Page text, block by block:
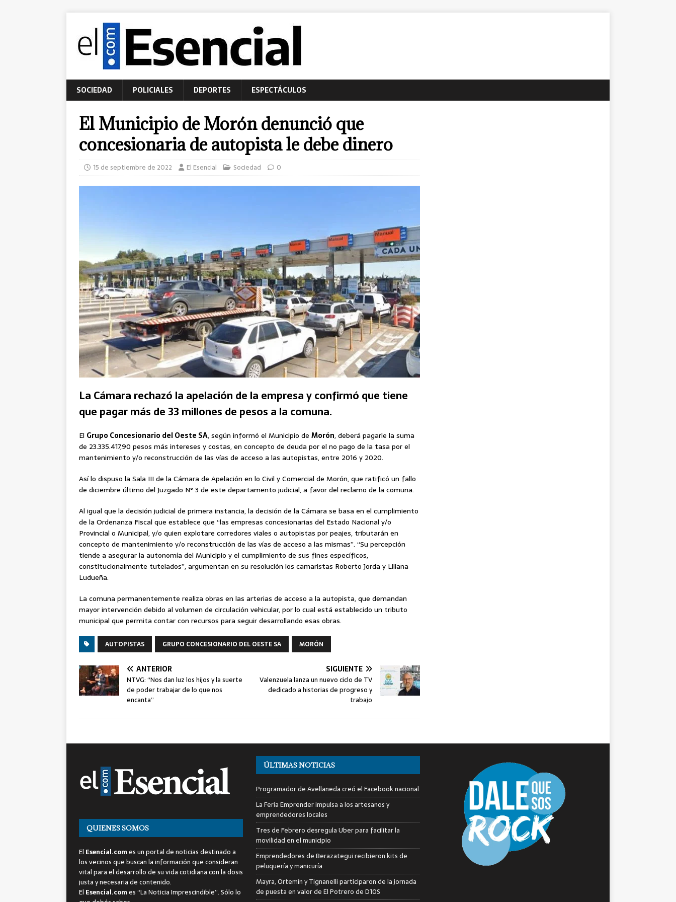
SOCIEDAD POLICIALES DEPORTES ESPECTÁCULOS
El Municipio de Morón denunció que
concesionaria de autopista le debe dinero
15 de septiembre de 2022 El Esencial Sociedad 0
La Cámara rechazó la apelación de la empresa y confirmó que tiene
que pagar más de 33 millones de pesos a la comuna.
El Grupo Concesionario del Oeste SA, según informó el Municipio de Morón, deberá pagarle la suma
de 23.335.417,90 pesos más intereses y costas, en concepto de deuda por el no pago de la tasa por el
mantenimiento y/o reconstrucción de las vías de acceso a las autopistas, entre 2016 y 2020.
Así lo dispuso la Sala III de la Cámara de Apelación en lo Civil y Comercial de Morón, que ratificó un fallo
de diciembre último del Juzgado N° 3 de este departamento judicial, a favor del reclamo de la comuna.
Al igual que la decisión judicial de primera instancia, la decisión de la Cámara se basa en el cumplimiento
de la Ordenanza Fiscal que establece que “las empresas concesionarias del Estado Nacional y/o
Provincial o Municipal, y/o quien explotare corredores viales o autopistas por peajes, tributarán en
concepto de mantenimiento y/o reconstrucción de las vías de acceso a las mismas”. “Su percepción
tiende a asegurar la autonomía del Municipio y el cumplimiento de sus fines específicos,
constitucionalmente tutelados”, argumentan en su resolución los camaristas Roberto Jorda y Liliana
Ludueña.
La comuna permanentemente realiza obras en las arterias de acceso a la autopista, que demandan
mayor intervención debido al volumen de circulación vehicular, por lo cual está establecido un tributo
municipal que permita contar con recursos para seguir desarrollando esas obras.
AUTOPISTAS GRUPO CONCESIONARIO DEL OESTE SA MORÓN
ANTERIOR
NTVG: “Nos dan luz los hijos y la suerte
de poder trabajar de lo que nos
encanta”
SIGUIENTE
Valenzuela lanza un nuevo ciclo de TV
dedicado a historias de progreso y
trabajo
QUIENES SOMOS
El Esencial.comes un portal de noticias destinado a
los vecinos que buscan la información que consideran
vital para el desarrollo de su vida cotidiana con la dosis
justa y necesaria de contenido.
El Esencial.comes “La Noticia Imprescindible”. Sólo lo
ÚLTIMAS NOTICIAS
Programador de Avellaneda creó el Facebook nacional
La Feria Emprender impulsa a los artesanos y
emprendedores locales
Tres de Febrero desregula Uber para facilitar la
movilidad en el municipio
Emprendedores de Berazategui recibieron kits de
peluquería y manicuría
Mayra, Ortemín y Tignanelli participaron de la jornada
de puesta en valor de El Potrero de D10S